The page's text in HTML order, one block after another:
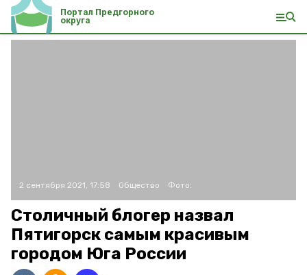
Портал Предгорного
округа
2 сентября 2021, 17:58 Общество Фото:
Столичный блогер назвал
Пятигорск самым красивым
городом Юга России